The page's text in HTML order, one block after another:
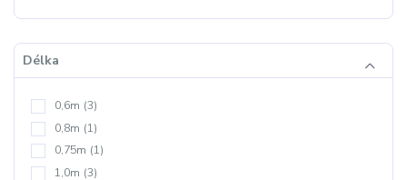
Délka
0,6m (3)
0,8m (1)
0,75m (1)
1,0m (3)